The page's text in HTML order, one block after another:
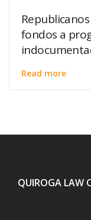
fondos a
Read more
QUIROGA LAW